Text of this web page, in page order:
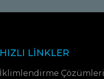
HIZLI LINKLER
İklimlendirme Çözümleri